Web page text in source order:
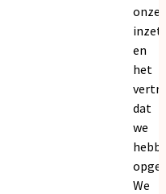
onze
inzet
en
het
dat
we
We